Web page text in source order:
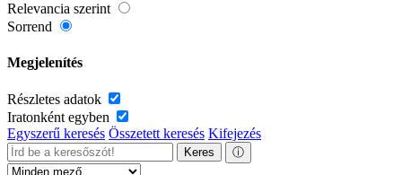
Relevancia szerint
Sorrend
Megjelenítés
Részletes adatok
Iratonként egyben
Egyszerű keresés Összetett keresés Kifejezés
Keres ⓘ